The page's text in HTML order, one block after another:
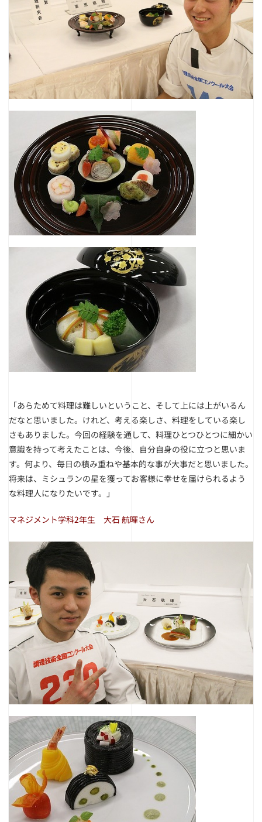
「あらためて料理は難しいということ、そして上には上がいるん
だなと思いました。けれど、考える楽しさ、料理をしている楽し
さもありました。今回の経験を通して、料理ひとつひとつに細かい
意識を持って考えたことは、今後、自分自身の役に立つと思いま
す。何より、毎日の積み重ねや基本的な事が大事だと思いました。
将来は、ミシュランの星を獲ってお客様に幸せを届けられるよう
な料理人になりたいです。」
マネジメント学科2年生 大石 航暉さん